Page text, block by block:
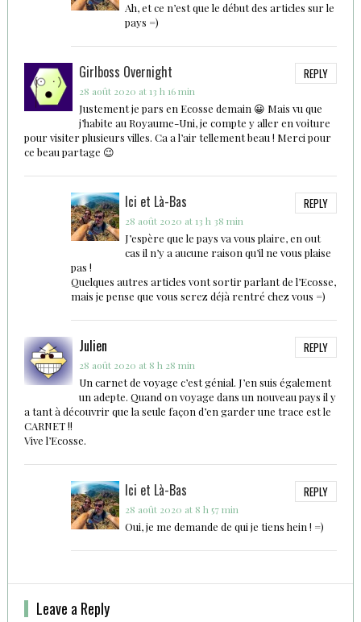
Ah, et ce n’est que le début des articles sur le
pays =)
Girlboss Overnight REPLY
28 août 2020 at 13 h 16 min
Justement je pars en Ecosse demain 😀 Mais vu que
j’habite au Royaume-Uni, je compte y aller en voiture
pour visiter plusieurs villes. Ca a l’air tellement beau ! Merci pour
ce beau partage 😉
Ici et Là-Bas REPLY
28 août 2020 at 13 h 38 min
J’espère que le pays va vous plaire, en out
cas il n’y a aucune raison qu’il ne vous plaise
pas !
Quelques autres articles vont sortir parlant de l’Ecosse,
mais je pense que vous serez déjà rentré chez vous =)
Julien REPLY
28 août 2020 at 8 h 28 min
Un carnet de voyage c’est génial. J’en suis également
un adepte. Quand on voyage dans un nouveau pays il y
a tant à découvrir que la seule façon d’en garder une trace est le
CARNET !!
Vive l’Ecosse.
Ici et Là-Bas REPLY
28 août 2020 at 8 h 57 min
Oui, je me demande de qui je tiens hein ! =)
Leave a Reply